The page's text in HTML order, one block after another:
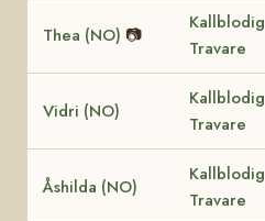
Thea (NO) 📷
Kallblodig
Travare
Vidri (NO)
Kallblodig
Travare
Åshilda (NO)
Kallblodig
Travare